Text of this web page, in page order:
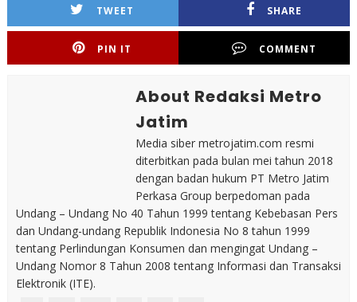
TWEET SHARE
PIN IT COMMENT
About Redaksi Metro
Jatim
Media siber metrojatim.com resmi
diterbitkan pada bulan mei tahun 2018
dengan badan hukum PT Metro Jatim
Perkasa Group berpedoman pada
Undang – Undang No 40 Tahun 1999 tentang Kebebasan Pers
dan Undang-undang Republik Indonesia No 8 tahun 1999
tentang Perlindungan Konsumen dan mengingat Undang –
Undang Nomor 8 Tahun 2008 tentang Informasi dan Transaksi
Elektronik (ITE).